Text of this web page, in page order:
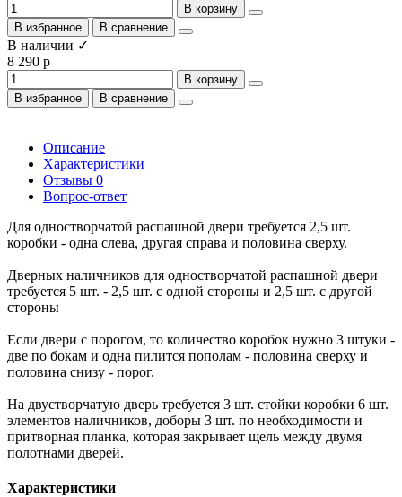
В корзину
В избранное
В сравнение
В наличии ✓
8 290 р
В корзину
В избранное
В сравнение
Описание
Характеристики
Отзывы 0
Вопрос-ответ
Для одностворчатой распашной двери требуется 2,5 шт.
коробки - одна слева, другая справа и половина сверху.
Дверных наличников для одностворчатой распашной двери
требуется 5 шт. - 2,5 шт. с одной стороны и 2,5 шт. с другой
стороны
Если двери с порогом, то количество коробок нужно 3 штуки -
две по бокам и одна пилится пополам - половина сверху и
половина снизу - порог.
На двустворчатую дверь требуется 3 шт. стойки коробки 6 шт.
элементов наличников, доборы 3 шт. по необходимости и
притворная планка, которая закрывает щель между двумя
полотнами дверей.
Характеристики